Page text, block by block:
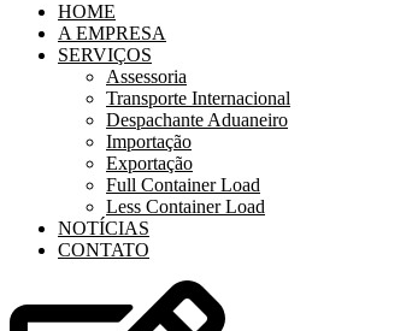
HOME
A EMPRESA
SERVIÇOS
Assessoria
Transporte Internacional
Despachante Aduaneiro
Importação
Exportação
Full Container Load
Less Container Load
NOTÍCIAS
CONTATO